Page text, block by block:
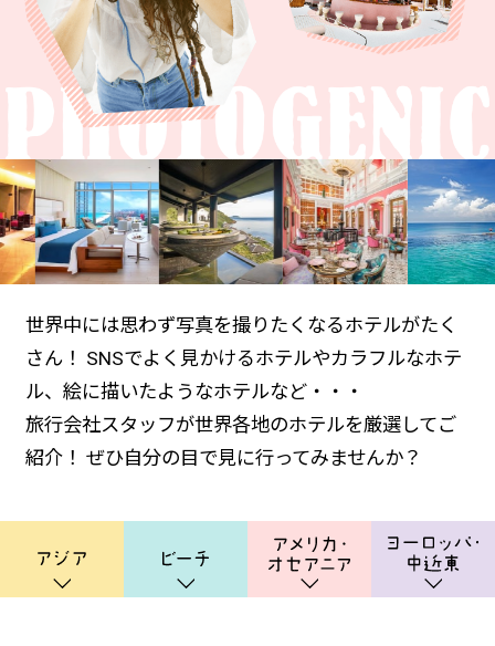
世界中には思わず写真を撮りたくなるホテルがたく
さん！ SNSでよく見かけるホテルやカラフルなホテ
ル、絵に描いたようなホテルなど・・・
旅行会社スタッフが世界各地のホテルを厳選してご
紹介！ ぜひ自分の目で見に行ってみませんか？